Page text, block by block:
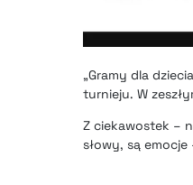
„Gramy dla
turnieju. W
Z ciekawostek –
słowy, są